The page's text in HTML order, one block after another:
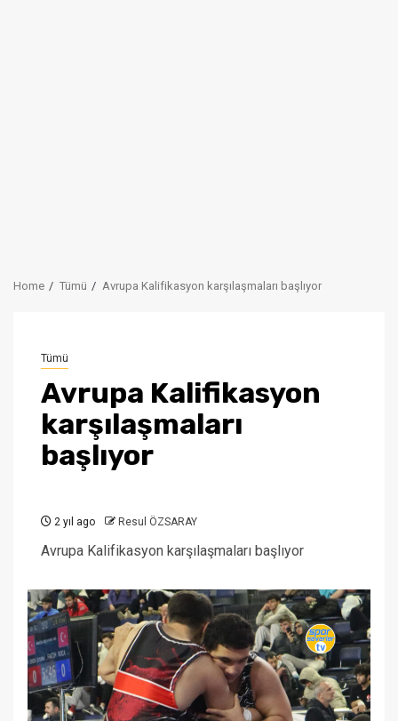
Home Tümü Avrupa Kalifikasyon karşılaşmaları başlıyor
Tümü
Avrupa Kalifikasyon
karşılaşmaları
başlıyor
2 yıl ago Resul ÖZSARAY
Avrupa Kalifikasyon karşılaşmaları başlıyor